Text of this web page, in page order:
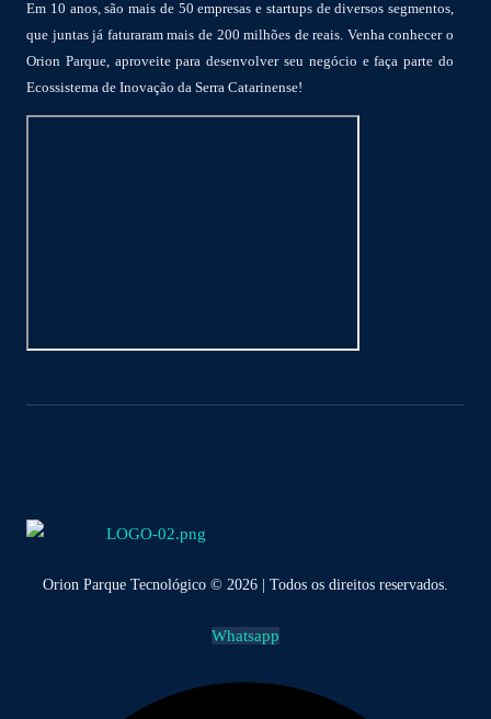
Em 10 anos, são mais de 50 empresas e startups de diversos segmentos,
que juntas já faturaram mais de 200 milhões de reais. Venha conhecer o
Orion Parque, aproveite para desenvolver seu negócio e faça parte do
Ecossistema de Inovação da Serra Catarinense!
Orion Parque Tecnológico © 2026 | Todos os direitos reservados.
Whatsapp